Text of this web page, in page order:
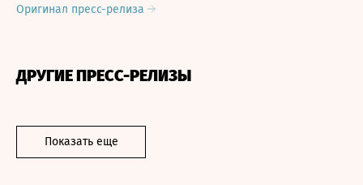
Оригинал пресс-релиза
ДРУГИЕ ПРЕСС-РЕЛИЗЫ
Показать еще